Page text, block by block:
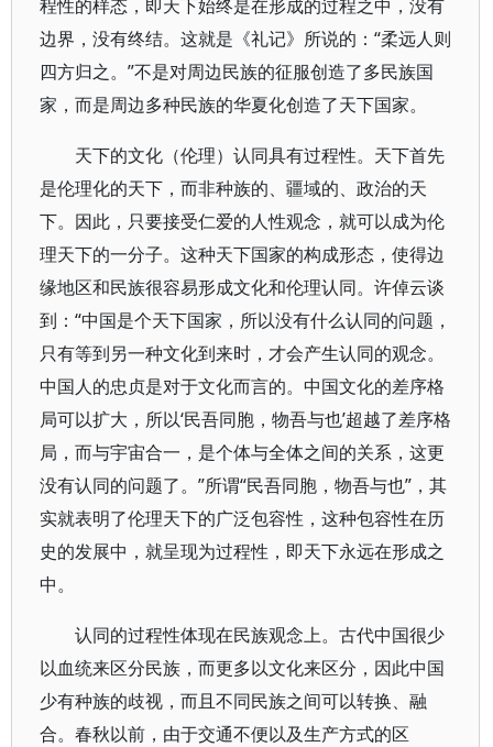
程性的样态，即天下始终是在形成的过程之中，没有
边界，没有终结。这就是《礼记》所说的：“柔远人则
四方归之。”不是对周边民族的征服创造了多民族国
家，而是周边多种民族的华夏化创造了天下国家。
天下的文化（伦理）认同具有过程性。天下首先
是伦理化的天下，而非种族的、疆域的、政治的天
下。因此，只要接受仁爱的人性观念，就可以成为伦
理天下的一分子。这种天下国家的构成形态，使得边
缘地区和民族很容易形成文化和伦理认同。许倬云谈
到：“中国是个天下国家，所以没有什么认同的问题，
只有等到另一种文化到来时，才会产生认同的观念。
中国人的忠贞是对于文化而言的。中国文化的差序格
局可以扩大，所以‘民吾同胞，物吾与也’超越了差序格
局，而与宇宙合一，是个体与全体之间的关系，这更
没有认同的问题了。”所谓“民吾同胞，物吾与也”，其
实就表明了伦理天下的广泛包容性，这种包容性在历
史的发展中，就呈现为过程性，即天下永远在形成之
中。
认同的过程性体现在民族观念上。古代中国很少
以血统来区分民族，而更多以文化来区分，因此中国
少有种族的歧视，而且不同民族之间可以转换、融
合。春秋以前，由于交通不便以及生产方式的区